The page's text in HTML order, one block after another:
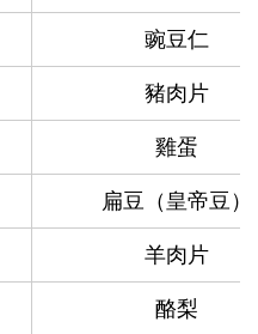
豌豆仁
豬肉片
雞蛋
扁豆（皇帝豆）
羊肉片
酪梨